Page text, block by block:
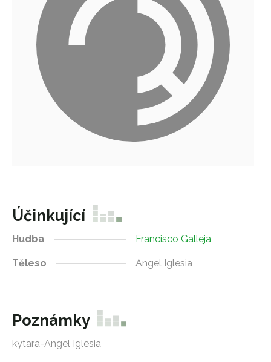
Účinkující
Hudba Francisco Galleja
Těleso Angel Iglesia
Poznámky
kytara-Angel Iglesia